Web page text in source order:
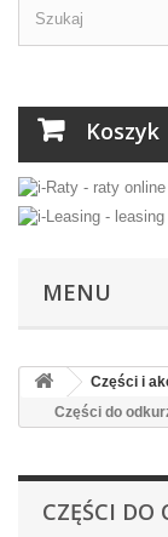
Koszyk
MENU
Części i
Części do
CZĘŚCI DO